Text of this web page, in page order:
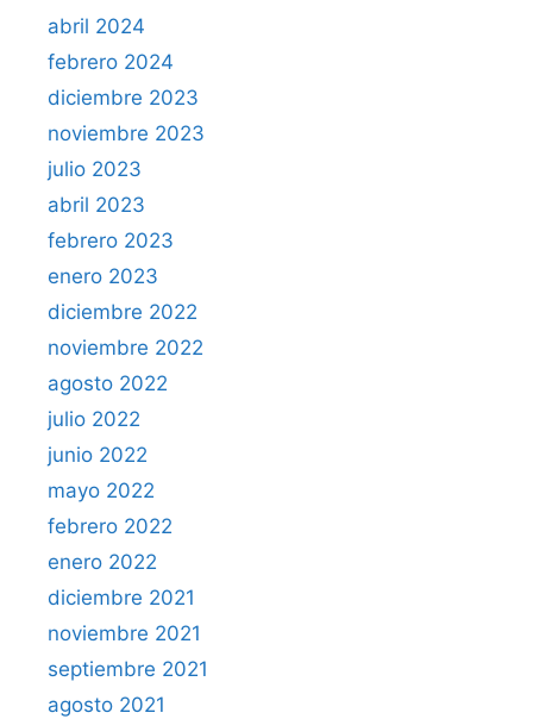
abril 2024
febrero 2024
diciembre 2023
noviembre 2023
julio 2023
abril 2023
febrero 2023
enero 2023
diciembre 2022
noviembre 2022
agosto 2022
julio 2022
junio 2022
mayo 2022
febrero 2022
enero 2022
diciembre 2021
noviembre 2021
septiembre 2021
agosto 2021